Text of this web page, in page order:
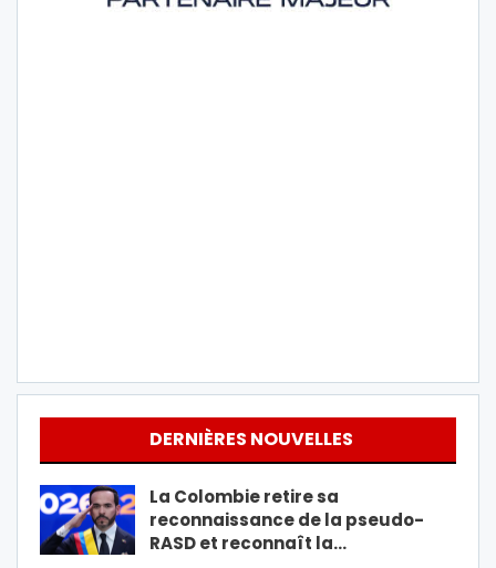
DERNIÈRES NOUVELLES
La Colombie retire sa
reconnaissance de la pseudo-
RASD et reconnaît la…